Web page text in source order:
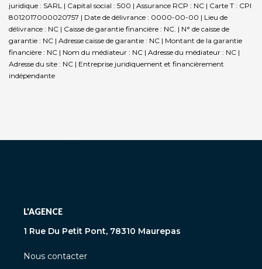
juridique : SARL | Capital social : 500 | Assurance RCP : NC | Carte T : CPI
8012017000020757 | Date de délivrance : 0000-00-00 | Lieu de
délivrance : NC | Caisse de garantie financière : NC. | N° de caisse de
garantie : NC | Adresse caisse de garantie : NC | Montant de la garantie
financière : NC | Nom du médiateur : NC | Adresse du médiateur : NC |
Adresse du site : NC | Entreprise juridiquement et financièrement
indépendante
L'AGENCE
1 Rue Du Petit Pont, 78310 Maurepas
Nous contacter